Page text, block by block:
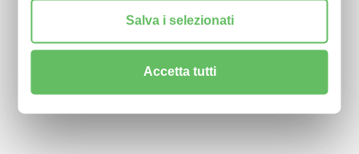
Salva i selezionati
Accetta tutti